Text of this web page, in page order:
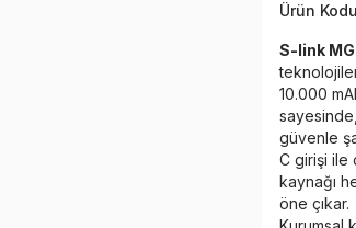
Ürün
S-link
10.000
güvenle
C girişi ile
kaynağı
öne çıkar.